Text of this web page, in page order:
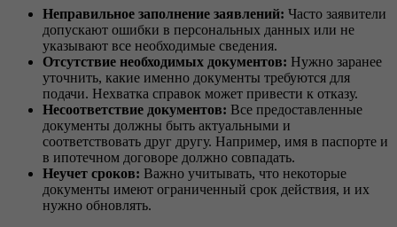
Неправильное заполнение заявлений: Часто заявители
допускают ошибки в персональных данных или не
указывают все необходимые сведения.
Отсутствие необходимых документов: Нужно заранее
уточнить, какие именно документы требуются для
подачи. Нехватка справок может привести к отказу.
Несоответствие документов: Все предоставленные
документы должны быть актуальными и
соответствовать друг другу. Например, имя в паспорте и
в ипотечном договоре должно совпадать.
Неучет сроков: Важно учитывать, что некоторые
документы имеют ограниченный срок действия, и их
нужно обновлять.